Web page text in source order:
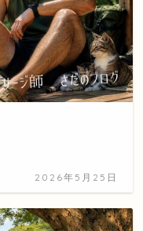
2026年5月25日